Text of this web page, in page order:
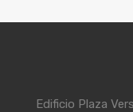
Edificio Plaza